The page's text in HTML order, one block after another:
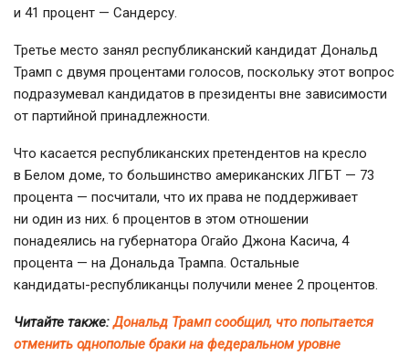
и 41 процент — Сандерсу.
Третье место занял республиканский кандидат Дональд
Трамп с двумя процентами голосов, поскольку этот вопрос
подразумевал кандидатов в президенты вне зависимости
от партийной принадлежности.
Что касается республиканских претендентов на кресло
в Белом доме, то большинство американских ЛГБТ — 73
процента — посчитали, что их права не поддерживает
ни один из них. 6 процентов в этом отношении
понадеялись на губернатора Огайо Джона Касича, 4
процента — на Дональда Трампа. Остальные
кандидаты-республиканцы получили менее 2 процентов.
Читайте также:Дональд Трамп сообщил, что попытается
отменить однополые браки на федеральном уровне